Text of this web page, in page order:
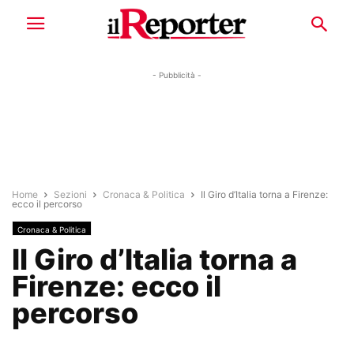
- Pubblicità -
Home Sezioni Cronaca & Politica
Il Giro d’Italia torna a Firenze:
ecco il percorso
Cronaca & Politica
Il Giro d’Italia torna a
Firenze: ecco il
percorso